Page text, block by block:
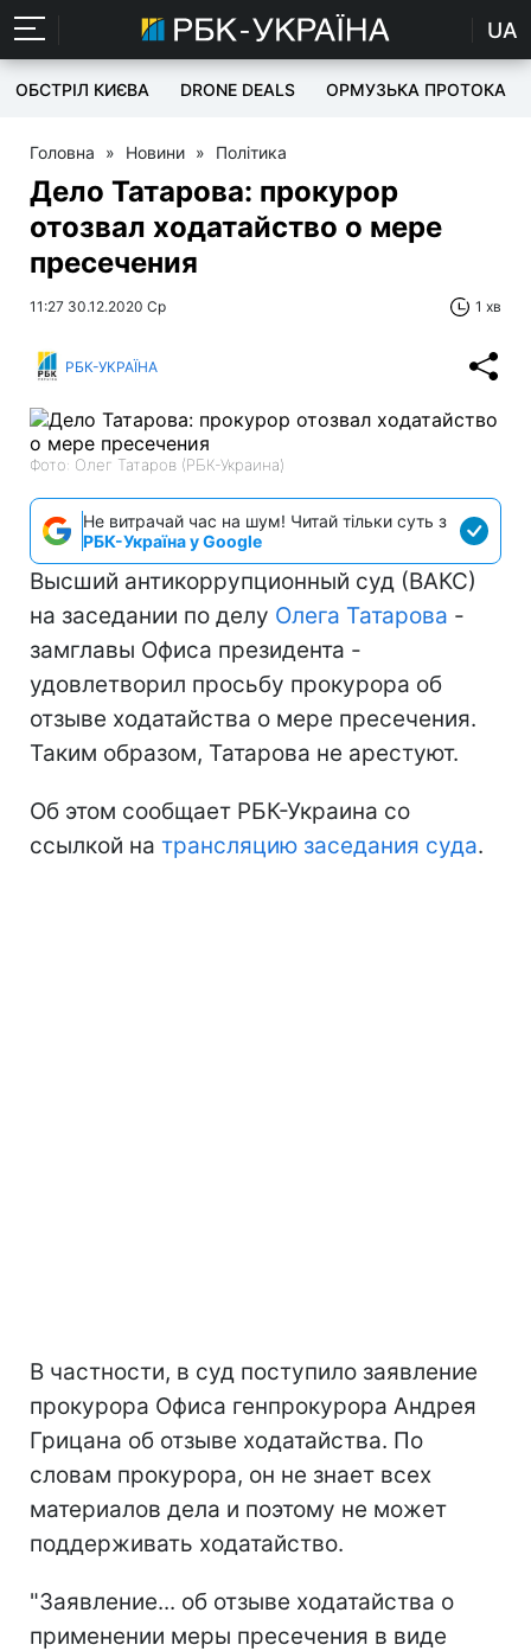
UA
ОБСТРІЛ КИЄВА DRONE DEALS ОРМУЗЬКА ПРОТОКА
Головна » Новини » Політика
Дело Татарова: прокурор
отозвал ходатайство о мере
пресечения
11:27 30.12.2020 Ср 1 хв
РБК-УКРАЇНА
Фото: Олег Татаров (РБК-Украина)
Не витрачай час на шум! Читай тільки суть з
РБК-Україна у Google
Высший антикоррупционный суд (ВАКС)
на заседании по делу Олега Татарова -
замглавы Офиса президента -
удовлетворил просьбу прокурора об
отзыве ходатайства о мере пресечения.
Таким образом, Татарова не арестуют.
Об этом сообщает РБК-Украина со
ссылкой на трансляцию заседания суда.
В частности, в суд поступило заявление
прокурора Офиса генпрокурора Андрея
Грицана об отзыве ходатайства. По
словам прокурора, он не знает всех
материалов дела и поэтому не может
поддерживать ходатайство.
"Заявление... об отзыве ходатайства о
применении меры пресечения в виде